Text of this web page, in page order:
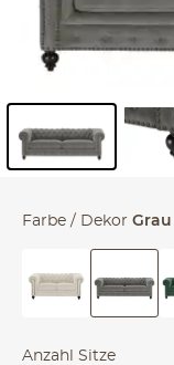
Farbe / Dekor Grau
Anzahl Sitze